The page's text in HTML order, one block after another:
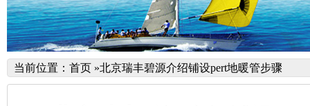
当前位置： 首页 »北京瑞丰碧源介绍铺设pert地暖管步骤